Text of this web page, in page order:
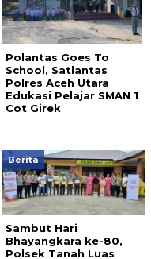
Polantas Goes To
School, Satlantas
Polres Aceh Utara
Edukasi Pelajar SMAN 1
Cot Girek
Berita
Sambut Hari
Bhayangkara ke-80,
Polsek Tanah Luas